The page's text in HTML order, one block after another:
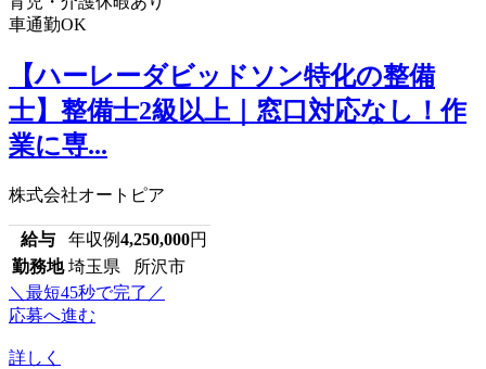
車通勤OK
【ハーレーダビッドソン特化の整備
士】整備士2級以上｜窓口対応なし！作
業に専...
株式会社オートピア
給与 年収例4,250,000円
勤務地 埼玉県 所沢市
＼最短45秒で完了／
応募へ進む
詳しく